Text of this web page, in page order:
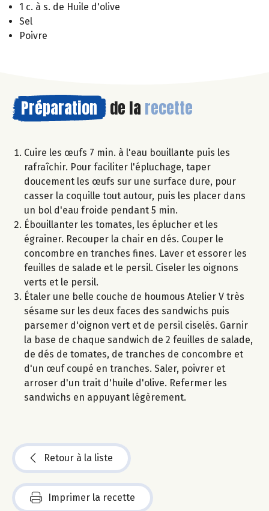
1 c. à s. de Huile d'olive
Sel
Poivre
Préparation de la recette
Cuire les œufs 7 min. à l'eau bouillante puis les
rafraîchir. Pour faciliter l'épluchage, taper
doucement les œufs sur une surface dure, pour
casser la coquille tout autour, puis les placer dans
un bol d'eau froide pendant 5 min.
Ébouillanter les tomates, les éplucher et les
égrainer. Recouper la chair en dés. Couper le
concombre en tranches fines. Laver et essorer les
feuilles de salade et le persil. Ciseler les oignons
verts et le persil.
Étaler une belle couche de houmous Atelier V très
sésame sur les deux faces des sandwichs puis
parsemer d'oignon vert et de persil ciselés. Garnir
la base de chaque sandwich de 2 feuilles de salade,
de dés de tomates, de tranches de concombre et
d'un œuf coupé en tranches. Saler, poivrer et
arroser d'un trait d'huile d'olive. Refermer les
sandwichs en appuyant légèrement.
Retour à la liste
Imprimer la recette